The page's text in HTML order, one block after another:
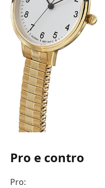
Pro e contro
Pro: